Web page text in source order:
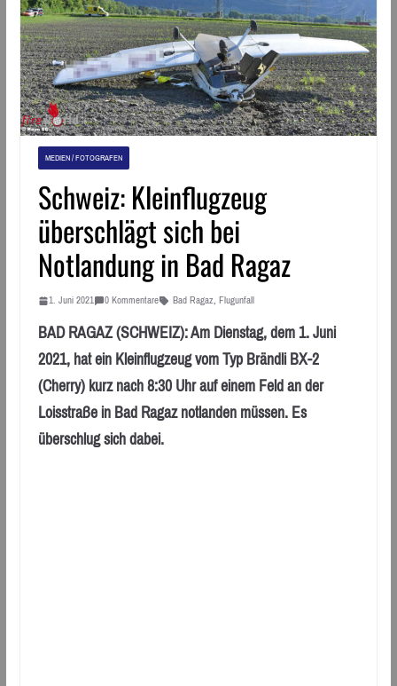
MEDIEN / FOTOGRAFEN
Schweiz: Kleinflugzeug
überschlägt sich bei
Notlandung in Bad Ragaz
1. Juni 2021 0 Kommentare Bad Ragaz, Flugunfall
BAD RAGAZ (SCHWEIZ): Am Dienstag, dem 1. Juni
2021, hat ein Kleinflugzeug vom Typ Brändli BX-2
(Cherry) kurz nach 8:30 Uhr auf einem Feld an der
Loisstraße in Bad Ragaz notlanden müssen. Es
überschlug sich dabei.